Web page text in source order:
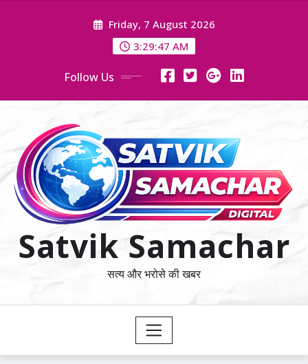
Friday, 7 August 2026
3:29:48 AM
Follow Us
Satvik Samachar
सत्य और भरोसे की खबर